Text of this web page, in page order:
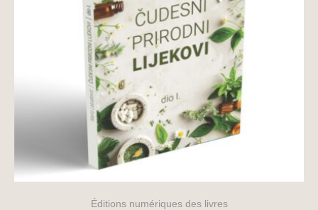
Éditions numériques des livres